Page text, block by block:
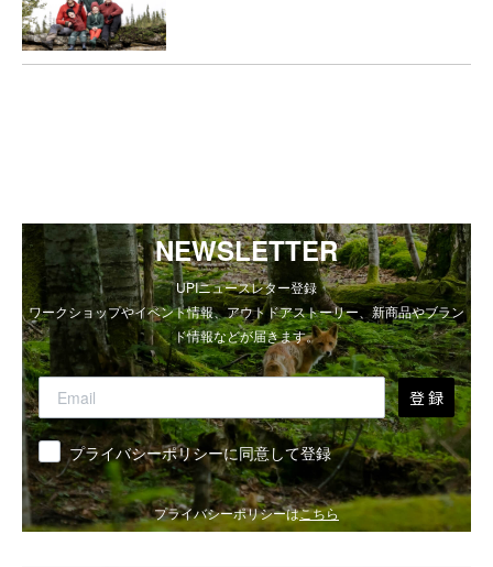
NEWSLETTER
UPIニュースレター登録
ワークショップやイベント情報、アウトドアストーリー、新商品やブラン
ド情報などが届きます。
登 録
同意 プライバシーポリシーに同意して登録
プライバシーポリシーはこちら